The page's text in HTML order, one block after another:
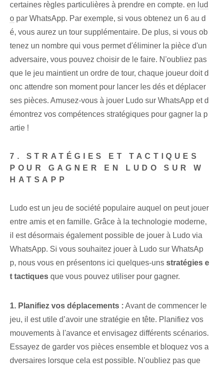
certaines règles particulières à prendre en compte. en lud
o par WhatsApp. Par exemple, si vous obtenez un 6 au d
é, vous aurez un tour supplémentaire. De plus, si vous ob
tenez un nombre qui vous permet d'éliminer la pièce d'un
adversaire, vous pouvez choisir de le faire. N'oubliez pas
que le jeu maintient un ordre de tour, chaque joueur doit d
onc attendre son moment pour lancer les dés et déplacer
ses pièces. ‌Amusez-vous à jouer⁢ Ludo sur WhatsApp⁣ et d
émontrez‍ vos compétences stratégiques⁢ pour gagner la p
artie !
7. STRATÉGIES ET TACTIQUES
POUR GAGNER EN LUDO SUR W
HATSAPP
Ludo est un jeu de société populaire auquel on peut jouer
entre amis et en famille. Grâce à la technologie moderne,
il est désormais également possible de jouer à Ludo via
WhatsApp. Si vous souhaitez jouer à Ludo sur WhatsAp
p, nous vous en présentons ici quelques-uns stratégies e
t tactiques que vous pouvez utiliser⁢ pour gagner.
1. Planifiez vos déplacements : Avant de commencer le
jeu, il est utile d’avoir une stratégie en tête. Planifiez vos
mouvements à l'avance et envisagez différents scénarios.
Essayez de garder vos pièces ensemble et bloquez vos a
dversaires lorsque cela est possible. N'oubliez pas que